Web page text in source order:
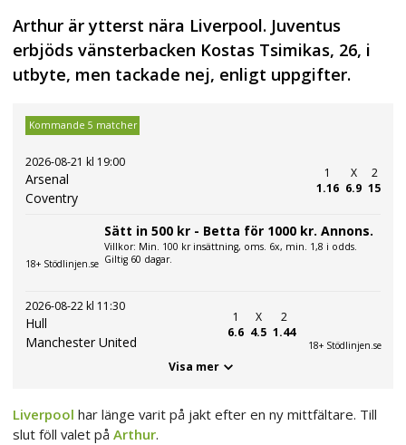
Arthur är ytterst nära Liverpool. Juventus
erbjöds vänsterbacken Kostas Tsimikas, 26, i
utbyte, men tackade nej, enligt uppgifter.
Kommande 5 matcher
2026-08-21 kl 19:00
Arsenal
Coventry
1
1.16
X
6.9
2
15
18+ Stödlinjen.se
Sätt in 500 kr - Betta för 1000 kr. Annons.
Villkor: Min. 100 kr insättning, oms. 6x, min. 1,8 i odds.
Giltig 60 dagar.
2026-08-22 kl 11:30
Hull
Manchester United
1
6.6
X
4.5
2
1.44
18+ Stödlinjen.se
Visa mer
Liverpool har länge varit på jakt efter en ny mittfältare. Till
slut föll valet på Arthur.